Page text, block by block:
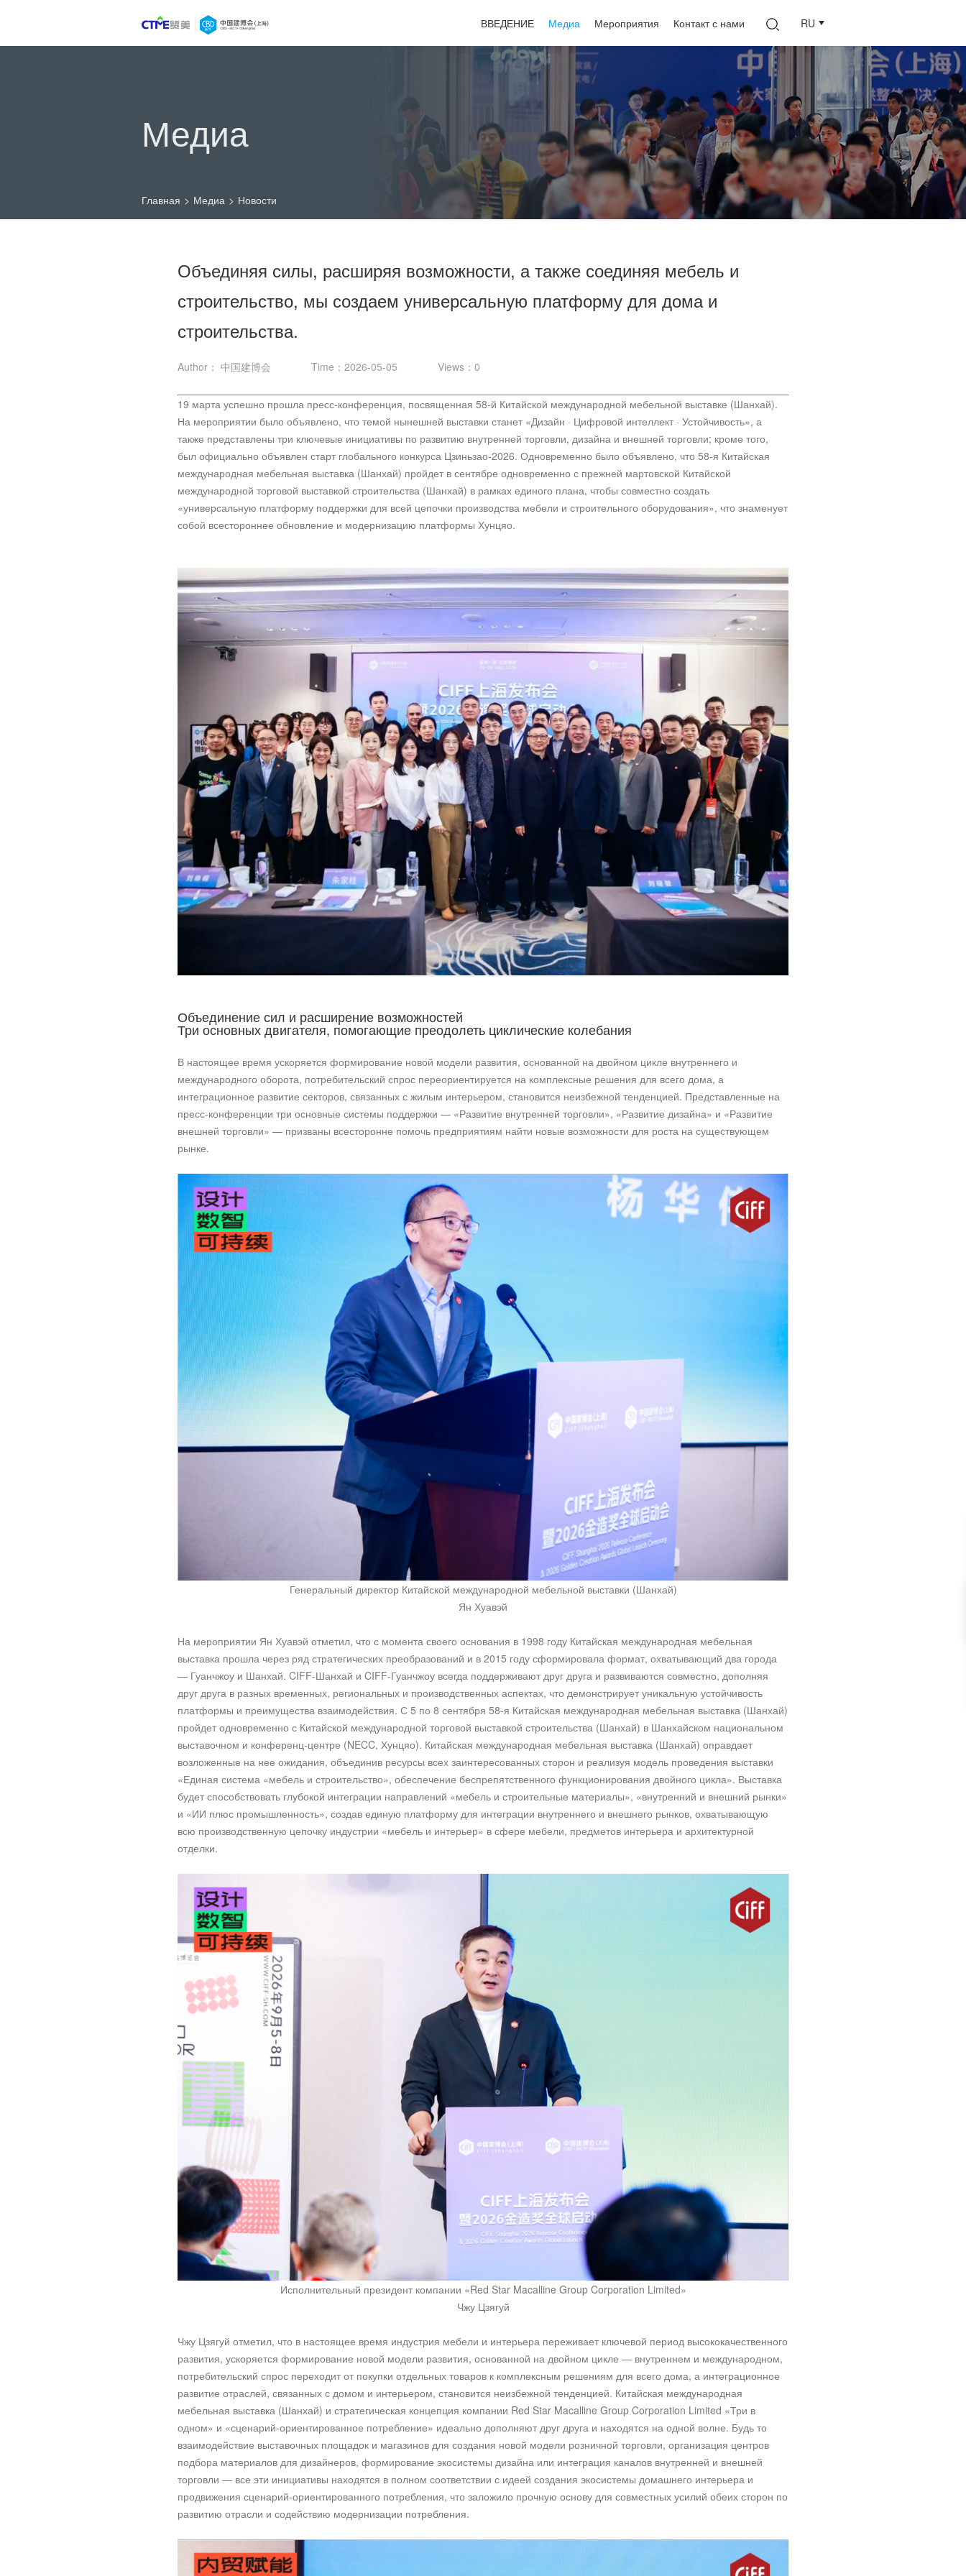
ВВЕДЕНИЕ Медиа Мероприятия Контакт с нами RU
Медиа
Главная > Медиа > Новости
Объединяя силы, расширяя возможности, а также соединяя мебель и
строительство, мы создаем универсальную платформу для дома и
строительства.
Author： 中国建博会 Time：2026-05-05 Views：0
19 марта успешно прошла пресс-конференция, посвященная 58-й Китайской международной мебельной выставке (Шанхай).
На мероприятии было объявлено, что темой нынешней выставки станет «Дизайн · Цифровой интеллект · Устойчивость», а
также представлены три ключевые инициативы по развитию внутренней торговли, дизайна и внешней торговли; кроме того,
был официально объявлен старт глобального конкурса Цзиньзао-2026. Одновременно было объявлено, что 58-я Китайская
международная мебельная выставка (Шанхай) пройдет в сентябре одновременно с прежней мартовской Китайской
международной торговой выставкой строительства (Шанхай) в рамках единого плана, чтобы совместно создать
«универсальную платформу поддержки для всей цепочки производства мебели и строительного оборудования», что знаменует
собой всестороннее обновление и модернизацию платформы Хунцяо.
Объединение сил и расширение возможностей
Три основных двигателя, помогающие преодолеть циклические колебания
В настоящее время ускоряется формирование новой модели развития, основанной на двойном цикле внутреннего и
международного оборота, потребительский спрос переориентируется на комплексные решения для всего дома, а
интеграционное развитие секторов, связанных с жилым интерьером, становится неизбежной тенденцией. Представленные на
пресс-конференции три основные системы поддержки — «Развитие внутренней торговли», «Развитие дизайна» и «Развитие
внешней торговли» — призваны всесторонне помочь предприятиям найти новые возможности для роста на существующем
рынке.
Генеральный директор Китайской международной мебельной выставки (Шанхай)
Ян Хуавэй
На мероприятии Ян Хуавэй отметил, что с момента своего основания в 1998 году Китайская международная мебельная
выставка прошла через ряд стратегических преобразований и в 2015 году сформировала формат, охватывающий два города
— Гуанчжоу и Шанхай. CIFF-Шанхай и CIFF-Гуанчжоу всегда поддерживают друг друга и развиваются совместно, дополняя
друг друга в разных временных, региональных и производственных аспектах, что демонстрирует уникальную устойчивость
платформы и преимущества взаимодействия. С 5 по 8 сентября 58-я Китайская международная мебельная выставка (Шанхай)
пройдет одновременно с Китайской международной торговой выставкой строительства (Шанхай) в Шанхайском национальном
выставочном и конференц-центре (NECC, Хунцяо). Китайская международная мебельная выставка (Шанхай) оправдает
возложенные на нее ожидания, объединив ресурсы всех заинтересованных сторон и реализуя модель проведения выставки
«Единая система «мебель и строительство», обеспечение беспрепятственного функционирования двойного цикла». Выставка
будет способствовать глубокой интеграции направлений «мебель и строительные материалы», «внутренний и внешний рынки»
и «ИИ плюс промышленность», создав единую платформу для интеграции внутреннего и внешнего рынков, охватывающую
всю производственную цепочку индустрии «мебель и интерьер» в сфере мебели, предметов интерьера и архитектурной
отделки.
Исполнительный президент компании «Red Star Macalline Group Corporation Limited»
Чжу Цзягуй
Чжу Цзягуй отметил, что в настоящее время индустрия мебели и интерьера переживает ключевой период высококачественного
развития, ускоряется формирование новой модели развития, основанной на двойном цикле — внутреннем и международном,
потребительский спрос переходит от покупки отдельных товаров к комплексным решениям для всего дома, а интеграционное
развитие отраслей, связанных с домом и интерьером, становится неизбежной тенденцией. Китайская международная
мебельная выставка (Шанхай) и стратегическая концепция компании Red Star Macalline Group Corporation Limited «Три в
одном» и «сценарий-ориентированное потребление» идеально дополняют друг друга и находятся на одной волне. Будь то
взаимодействие выставочных площадок и магазинов для создания новой модели розничной торговли, организация центров
подбора материалов для дизайнеров, формирование экосистемы дизайна или интеграция каналов внутренней и внешней
торговли — все эти инициативы находятся в полном соответствии с идеей создания экосистемы домашнего интерьера и
продвижения сценарий-ориентированного потребления, что заложило прочную основу для совместных усилий обеих сторон по
развитию отрасли и содействию модернизации потребления.